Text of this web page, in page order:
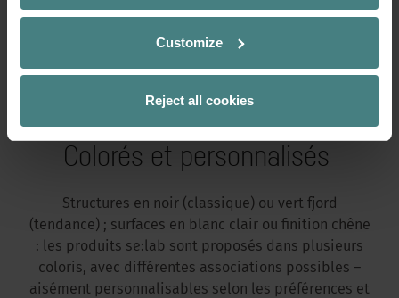
Customize
Reject all cookies
se:lab sofa single
Colorés et personnalisés
Structures en noir (classique) ou vert fjord
(tendance) ; surfaces en blanc clair ou finition chêne
: les produits se:lab sont proposés dans plusieurs
coloris, avec différentes associations possibles –
aisément personnalisables selon les préférences et